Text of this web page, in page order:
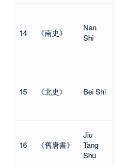
14 《南史》
Nan
Shi
15 《北史》 Bei Shi
16 《舊唐書》
Jiu
Tang
Shu